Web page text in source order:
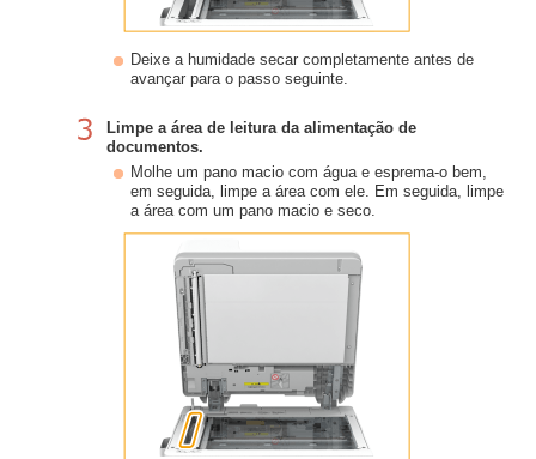
Deixe a humidade secar completamente antes de
avançar para o passo seguinte.
Limpe a área de leitura da alimentação de
documentos.
Molhe um pano macio com água e esprema-o bem,
em seguida, limpe a área com ele. Em seguida, limpe
a área com um pano macio e seco.